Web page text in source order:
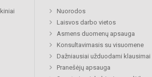
Nuorodos
Laisvos darbo vietos
Asmens duomenų apsauga
Konsultavimasis su visuomene
Dažniausiai užduodami klausimai
Pranešėjų apsauga